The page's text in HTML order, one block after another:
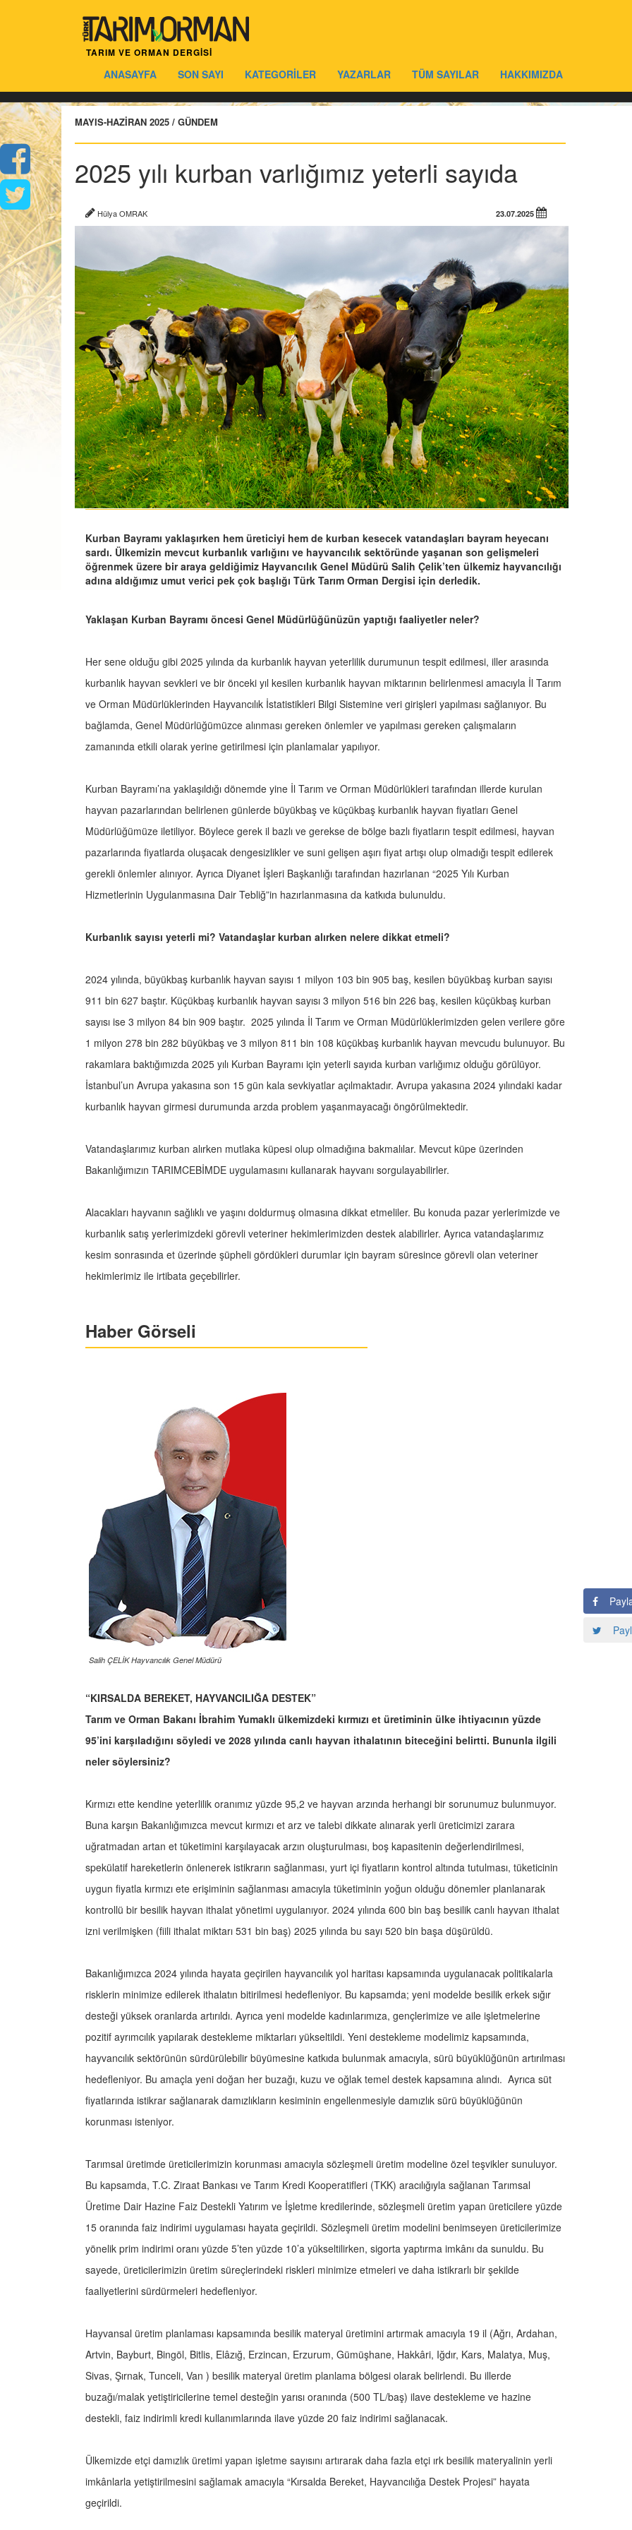
TARIM VE ORMAN DERGİSİ
ANASAYFA SON SAYI KATEGORİLER YAZARLAR TÜM SAYILAR HAKKIMIZDA
MAYIS-HAZİRAN 2025 / GÜNDEM
2025 yılı kurban varlığımız yeterli sayıda
Hülya OMRAK 23.07.2025
Kurban Bayramı yaklaşırken hem üreticiyi hem de kurban kesecek vatandaşları bayram heyecanı
sardı. Ülkemizin mevcut kurbanlık varlığını ve hayvancılık sektöründe yaşanan son gelişmeleri
öğrenmek üzere bir araya geldiğimiz Hayvancılık Genel Müdürü Salih Çelik’ten ülkemiz hayvancılığı
adına aldığımız umut verici pek çok başlığı Türk Tarım Orman Dergisi için derledik.
Yaklaşan Kurban Bayramı öncesi Genel Müdürlüğünüzün yaptığı faaliyetler neler?
Her sene olduğu gibi 2025 yılında da kurbanlık hayvan yeterlilik durumunun tespit edilmesi, iller arasında
kurbanlık hayvan sevkleri ve bir önceki yıl kesilen kurbanlık hayvan miktarının belirlenmesi amacıyla İl Tarım
ve Orman Müdürlüklerinden Hayvancılık İstatistikleri Bilgi Sistemine veri girişleri yapılması sağlanıyor. Bu
bağlamda, Genel Müdürlüğümüzce alınması gereken önlemler ve yapılması gereken çalışmaların
zamanında etkili olarak yerine getirilmesi için planlamalar yapılıyor.
Kurban Bayramı’na yaklaşıldığı dönemde yine İl Tarım ve Orman Müdürlükleri tarafından illerde kurulan
hayvan pazarlarından belirlenen günlerde büyükbaş ve küçükbaş kurbanlık hayvan fiyatları Genel
Müdürlüğümüze iletiliyor. Böylece gerek il bazlı ve gerekse de bölge bazlı fiyatların tespit edilmesi, hayvan
pazarlarında fiyatlarda oluşacak dengesizlikler ve suni gelişen aşırı fiyat artışı olup olmadığı tespit edilerek
gerekli önlemler alınıyor. Ayrıca Diyanet İşleri Başkanlığı tarafından hazırlanan “2025 Yılı Kurban
Hizmetlerinin Uygulanmasına Dair Tebliğ”in hazırlanmasına da katkıda bulunuldu.
Kurbanlık sayısı yeterli mi? Vatandaşlar kurban alırken nelere dikkat etmeli?
2024 yılında, büyükbaş kurbanlık hayvan sayısı 1 milyon 103 bin 905 baş, kesilen büyükbaş kurban sayısı
911 bin 627 baştır. Küçükbaş kurbanlık hayvan sayısı 3 milyon 516 bin 226 baş, kesilen küçükbaş kurban
sayısı ise 3 milyon 84 bin 909 baştır. 2025 yılında İl Tarım ve Orman Müdürlüklerimizden gelen verilere göre
1 milyon 278 bin 282 büyükbaş ve 3 milyon 811 bin 108 küçükbaş kurbanlık hayvan mevcudu bulunuyor. Bu
rakamlara baktığımızda 2025 yılı Kurban Bayramı için yeterli sayıda kurban varlığımız olduğu görülüyor.
İstanbul’un Avrupa yakasına son 15 gün kala sevkiyatlar açılmaktadır. Avrupa yakasına 2024 yılındaki kadar
kurbanlık hayvan girmesi durumunda arzda problem yaşanmayacağı öngörülmektedir.
Vatandaşlarımız kurban alırken mutlaka küpesi olup olmadığına bakmalılar. Mevcut küpe üzerinden
Bakanlığımızın TARIMCEBİMDE uygulamasını kullanarak hayvanı sorgulayabilirler.
Alacakları hayvanın sağlıklı ve yaşını doldurmuş olmasına dikkat etmeliler. Bu konuda pazar yerlerimizde ve
kurbanlık satış yerlerimizdeki görevli veteriner hekimlerimizden destek alabilirler. Ayrıca vatandaşlarımız
kesim sonrasında et üzerinde şüpheli gördükleri durumlar için bayram süresince görevli olan veteriner
hekimlerimiz ile irtibata geçebilirler.
Haber Görseli
Salih ÇELİK Hayvancılık Genel Müdürü
“KIRSALDA BEREKET, HAYVANCILIĞA DESTEK”
Tarım ve Orman Bakanı İbrahim Yumaklı ülkemizdeki kırmızı et üretiminin ülke ihtiyacının yüzde
95’ini karşıladığını söyledi ve 2028 yılında canlı hayvan ithalatının biteceğini belirtti. Bununla ilgili
neler söylersiniz?
Kırmızı ette kendine yeterlilik oranımız yüzde 95,2 ve hayvan arzında herhangi bir sorunumuz bulunmuyor.
Buna karşın Bakanlığımızca mevcut kırmızı et arz ve talebi dikkate alınarak yerli üreticimizi zarara
uğratmadan artan et tüketimini karşılayacak arzın oluşturulması, boş kapasitenin değerlendirilmesi,
spekülatif hareketlerin önlenerek istikrarın sağlanması, yurt içi fiyatların kontrol altında tutulması, tüketicinin
uygun fiyatla kırmızı ete erişiminin sağlanması amacıyla tüketiminin yoğun olduğu dönemler planlanarak
kontrollü bir besilik hayvan ithalat yönetimi uygulanıyor. 2024 yılında 600 bin baş besilik canlı hayvan ithalat
izni verilmişken (fiili ithalat miktarı 531 bin baş) 2025 yılında bu sayı 520 bin başa düşürüldü.
Bakanlığımızca 2024 yılında hayata geçirilen hayvancılık yol haritası kapsamında uygulanacak politikalarla
risklerin minimize edilerek ithalatın bitirilmesi hedefleniyor. Bu kapsamda; yeni modelde besilik erkek sığır
desteği yüksek oranlarda artırıldı. Ayrıca yeni modelde kadınlarımıza, gençlerimize ve aile işletmelerine
pozitif ayrımcılık yapılarak destekleme miktarları yükseltildi. Yeni destekleme modelimiz kapsamında,
hayvancılık sektörünün sürdürülebilir büyümesine katkıda bulunmak amacıyla, sürü büyüklüğünün artırılması
hedefleniyor. Bu amaçla yeni doğan her buzağı, kuzu ve oğlak temel destek kapsamına alındı. Ayrıca süt
fiyatlarında istikrar sağlanarak damızlıkların kesiminin engellenmesiyle damızlık sürü büyüklüğünün
korunması isteniyor.
Tarımsal üretimde üreticilerimizin korunması amacıyla sözleşmeli üretim modeline özel teşvikler sunuluyor.
Bu kapsamda, T.C. Ziraat Bankası ve Tarım Kredi Kooperatifleri (TKK) aracılığıyla sağlanan Tarımsal
Üretime Dair Hazine Faiz Destekli Yatırım ve İşletme kredilerinde, sözleşmeli üretim yapan üreticilere yüzde
15 oranında faiz indirimi uygulaması hayata geçirildi. Sözleşmeli üretim modelini benimseyen üreticilerimize
yönelik prim indirimi oranı yüzde 5’ten yüzde 10’a yükseltilirken, sigorta yaptırma imkânı da sunuldu. Bu
sayede, üreticilerimizin üretim süreçlerindeki riskleri minimize etmeleri ve daha istikrarlı bir şekilde
faaliyetlerini sürdürmeleri hedefleniyor.
Hayvansal üretim planlaması kapsamında besilik materyal üretimini artırmak amacıyla 19 il (Ağrı, Ardahan,
Artvin, Bayburt, Bingöl, Bitlis, Elâzığ, Erzincan, Erzurum, Gümüşhane, Hakkâri, Iğdır, Kars, Malatya, Muş,
Sivas, Şırnak, Tunceli, Van ) besilik materyal üretim planlama bölgesi olarak belirlendi. Bu illerde
buzağı/malak yetiştiricilerine temel desteğin yarısı oranında (500 TL/baş) ilave destekleme ve hazine
destekli, faiz indirimli kredi kullanımlarında ilave yüzde 20 faiz indirimi sağlanacak.
Ülkemizde etçi damızlık üretimi yapan işletme sayısını artırarak daha fazla etçi ırk besilik materyalinin yerli
imkânlarla yetiştirilmesini sağlamak amacıyla “Kırsalda Bereket, Hayvancılığa Destek Projesi” hayata
geçirildi.